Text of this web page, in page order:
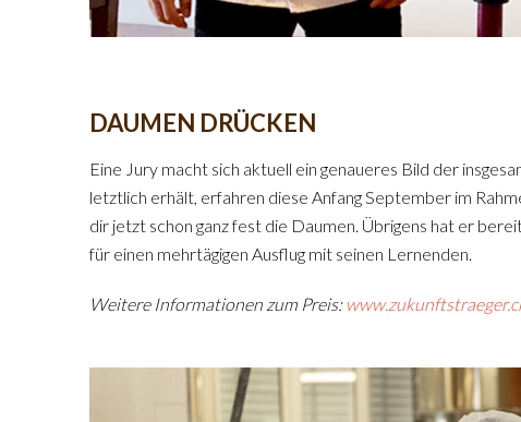
DAUMEN DRÜCKEN
Eine Jury macht sich aktuell ein genaueres Bild der
letztlich erhält, erfahren diese Anfang September im
dir jetzt schon ganz fest die Daumen. Übrigens hat er
für einen mehrtägigen Ausflug mit seinen Lernenden.
Weitere Informationen zum Preis: